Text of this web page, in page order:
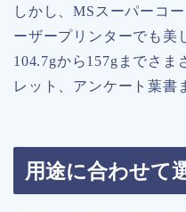
しかし、MSスーパーコ
ーザープリンターでも美
104.7gから157gまでさま
レット、アンケート葉書
用途に合わせて